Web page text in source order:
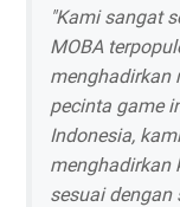
"Kami sangat
MOBA
menghadirkan
pecinta game
Indonesia,
menghadirkan
sesuai dengan